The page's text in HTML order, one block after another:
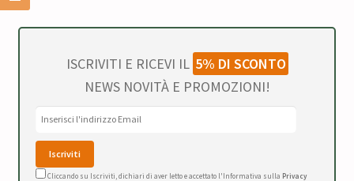
ISCRIVITI E RICEVI IL 5% DI SCONTO
NEWS NOVITÀ E PROMOZIONI!
Cliccando su Iscriviti, dichiari di aver letto e accettato l'Informativa sulla Privacy